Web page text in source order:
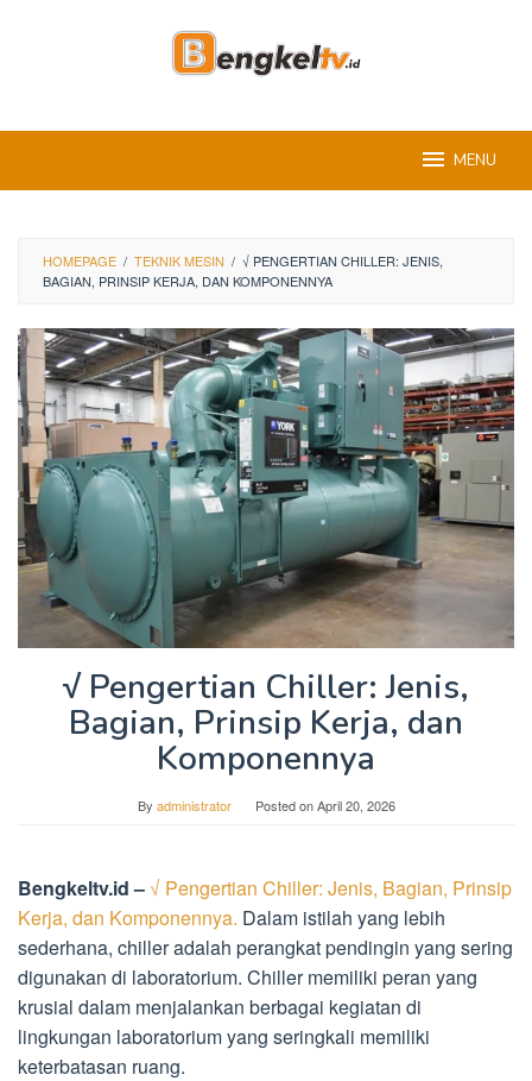
MENU
HOMEPAGE / TEKNIK MESIN / √ PENGERTIAN CHILLER: JENIS,
BAGIAN, PRINSIP KERJA, DAN KOMPONENNYA
√ Pengertian Chiller: Jenis,
Bagian, Prinsip Kerja, dan
Komponennya
By administrator Posted onApril 20, 2026
Bengkeltv.id – √ Pengertian Chiller: Jenis, Bagian, Prinsip
Kerja, dan Komponennya. Dalam istilah yang lebih
sederhana, chiller adalah perangkat pendingin yang sering
digunakan di laboratorium. Chiller memiliki peran yang
krusial dalam menjalankan berbagai kegiatan di
lingkungan laboratorium yang seringkali memiliki
keterbatasan ruang.